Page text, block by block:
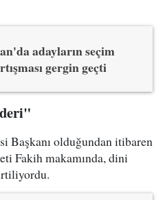
adayların seçim
gergin geçti
Başkanı olduğundan itibaren
Fakih makamında, dini